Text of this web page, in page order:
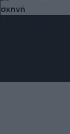
σκηνή